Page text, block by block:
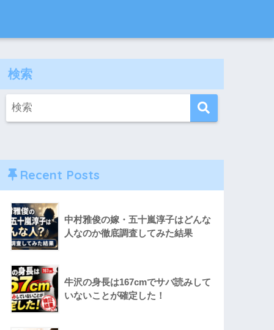
検索
Recent Posts
中村雅俊の嫁・五十嵐淳子はどんな
人なのか徹底調査してみた結果
牛沢の身長は167cmでサバ読みして
いないことが確定した！